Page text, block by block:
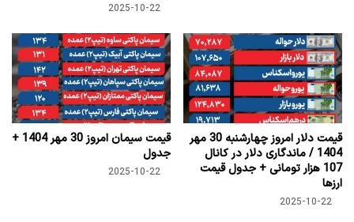
2025-10-22
قیمت دلار امروز چهارشنبه 30 مهر
1404 / ماندگاری دلار در کانال
107 هزار تومانی + جدول قیمت
ارزها
2025-10-22
قیمت سیمان امروز 30 مهر 1404 +
جدول
2025-10-22